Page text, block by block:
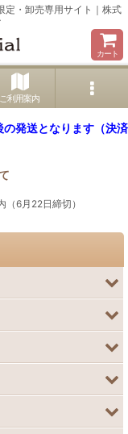
・卸売専用サイト｜株式
カート
ご利用案内
発送となります（決済
（6月22日締切）